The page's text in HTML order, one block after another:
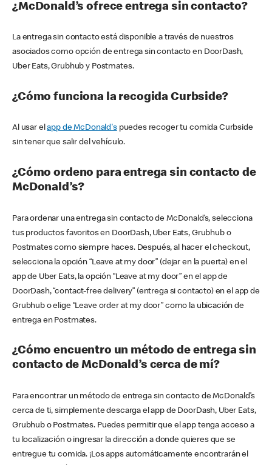
¿McDonald’s ofrece entrega sin contacto?
La entrega sin contacto está disponible a través de nuestros
asociados como opción de entrega sin contacto en DoorDash,
Uber Eats, Grubhub y Postmates.
¿Cómo funciona la recogida Curbside?
Al usar elapp de McDonald'spuedes recoger tu comida Curbside
sin tener que salir del vehículo.
¿Cómo ordeno para entrega sin contacto de
McDonald’s?
Para ordenar una entrega sin contacto de McDonald’s, selecciona
tus productos favoritos en DoorDash, Uber Eats, Grubhub o
Postmates como siempre haces. Después, al hacer el checkout,
selecciona la opción “Leave at my door” (dejar en la puerta) en el
app de Uber Eats, la opción “Leave at my door” en el app de
DoorDash, “contact-free delivery” (entrega si contacto) en el app de
Grubhub o elige “Leave order at my door” como la ubicación de
entrega en Postmates.
¿Cómo encuentro un método de entrega sin
contacto de McDonald’s cerca de mí?
Para encontrar un método de entrega sin contacto de McDonald’s
cerca de ti, simplemente descarga el app de DoorDash, Uber Eats,
Grubhub o Postmates. Puedes permitir que el app tenga acceso a
tu localización o ingresar la dirección a donde quieres que se
entregue tu comida. ¡Los apps automáticamente encontrarán el